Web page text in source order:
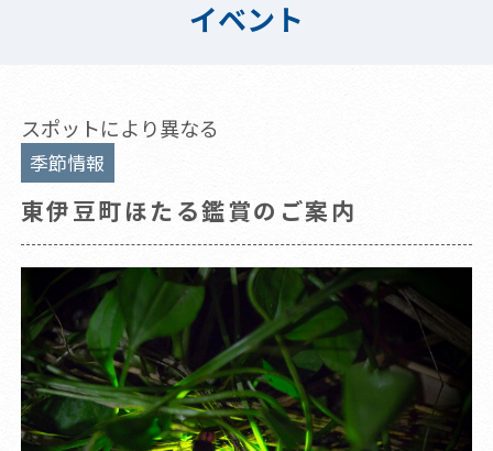
イベント
スポットにより異なる
季節情報
東伊豆町ほたる鑑賞のご案内